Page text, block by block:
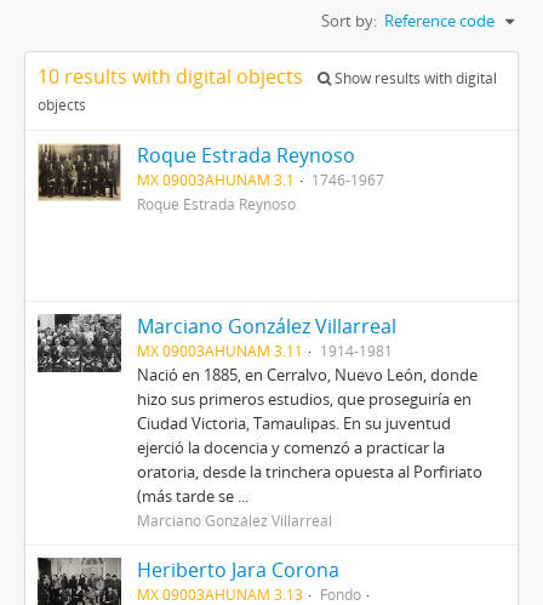
Sort by: Reference code
10 results with digital objects
Show results with digital
objects
Roque Estrada Reynoso
MX 09003AHUNAM 3.1
1746-1967
Roque Estrada Reynoso
Marciano González Villarreal
MX 09003AHUNAM 3.11 1914-1981
Nació en 1885, en Cerralvo, Nuevo León, donde
hizo sus primeros estudios, que proseguiría en
Ciudad Victoria, Tamaulipas. En su juventud
ejerció la docencia y comenzó a practicar la
oratoria, desde la trinchera opuesta al Porfiriato
(más tarde se ...
Marciano González Villarreal
Heriberto Jara Corona
MX 09003AHUNAM 3.13
Fondo